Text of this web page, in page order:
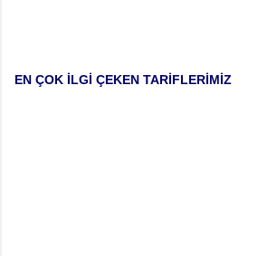
EN ÇOK İLGİ ÇEKEN TARİFLERİMİZ